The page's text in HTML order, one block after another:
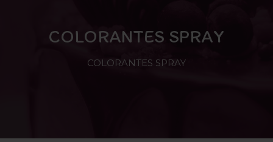
COLORANTES SPRAY
COLORANTES SPRAY